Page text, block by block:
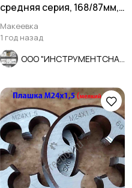
средняя серия, 168/87мм,
КМ1, В1, СССР.
Макеевка
1 год назад